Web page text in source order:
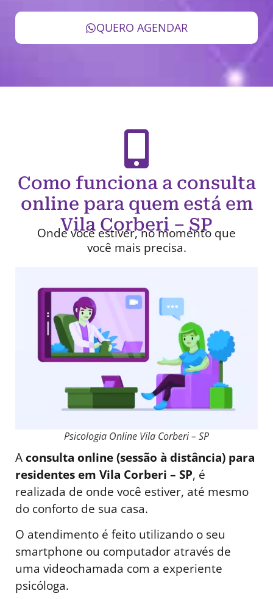
QUERO AGENDAR
Como funciona a consulta
online para quem está em
Vila Corberi – SP
Onde você estiver, no momento que
você mais precisa.
Psicologia Online Vila Corberi – SP
Aconsulta online (sessão à distância) para
residentes em Vila Corberi – SP, é
realizada de onde você estiver, até mesmo
do conforto de sua casa.
O atendimento é feito utilizando o seu
smartphone ou computador através de
uma videochamada com a experiente
psicóloga.